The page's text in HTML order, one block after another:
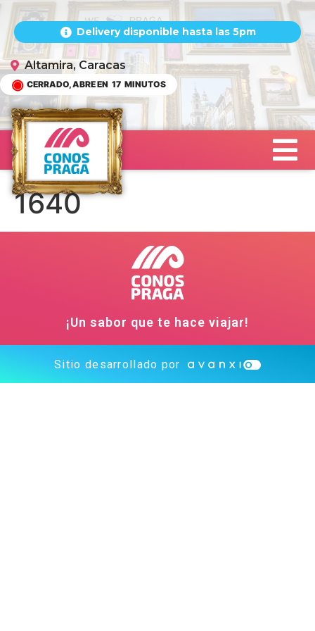
Delivery disponible hasta las 5pm
Altamira, Caracas
CERRADO, ABRE EN 17 MINUTOS
1640
¡Un sabor que te hace viajar!
Sitio desarrollado por